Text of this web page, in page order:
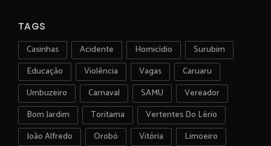
TAGS
Casinhas Acidente Homicídio
Surubim
Educação
Violência Vagas
Caruaru
Umbuzeiro
Carnaval SAMU
Vereador
Bom Jardim
Toritama
Vertentes Do Lério
João Alfredo
Orobó Vitória
Limoeiro